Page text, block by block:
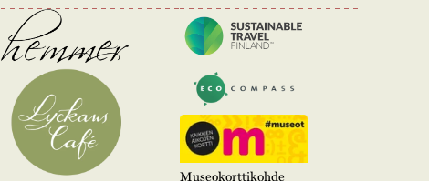
Museokorttikohde